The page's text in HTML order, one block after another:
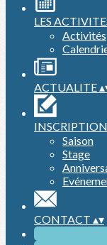
LES
Activités
ACTUALITE▴
INSCRIPTION
Saison
Stage
CONTACT ▴▾